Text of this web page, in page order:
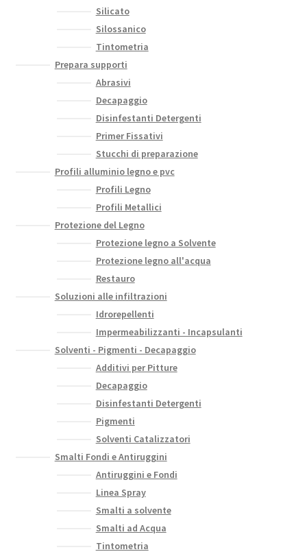
Silicato
Silossanico
Tintometria
Prepara supporti
Abrasivi
Decapaggio
Disinfestanti Detergenti
Primer Fissativi
Stucchi di preparazione
Profili alluminio legno e pvc
Profili Legno
Profili Metallici
Protezione del Legno
Protezione legno a Solvente
Protezione legno all'acqua
Restauro
Soluzioni alle infiltrazioni
Idrorepellenti
Impermeabilizzanti - Incapsulanti
Solventi - Pigmenti - Decapaggio
Additivi per Pitture
Decapaggio
Disinfestanti Detergenti
Pigmenti
Solventi Catalizzatori
Smalti Fondi e Antiruggini
Antiruggini e Fondi
Linea Spray
Smalti a solvente
Smalti ad Acqua
Tintometria